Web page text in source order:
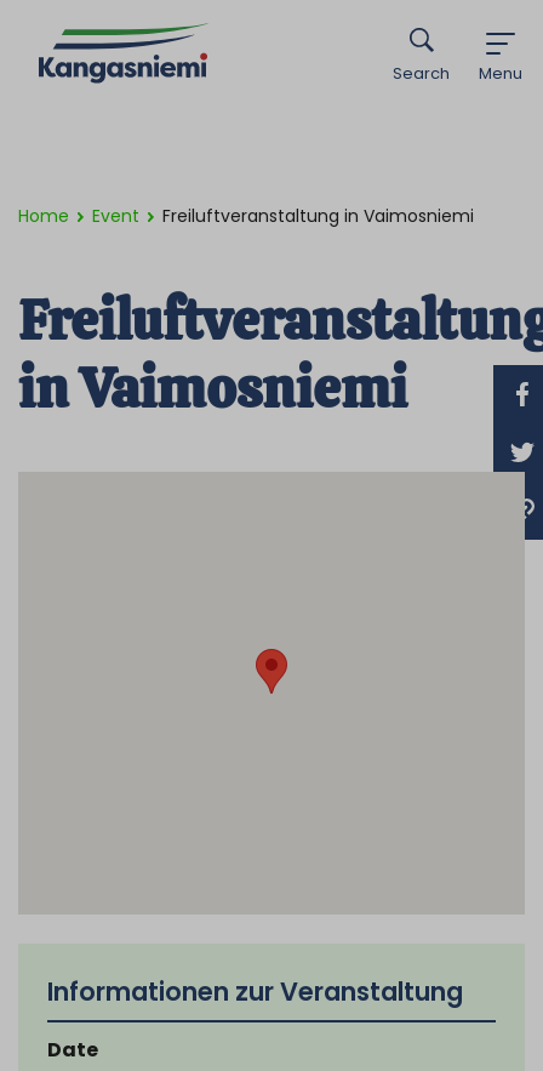
Menu
Search
Home Event Freiluftveranstaltung in Vaimosniemi
in Vaimosniemi
Informationen zur Veranstaltung
Date